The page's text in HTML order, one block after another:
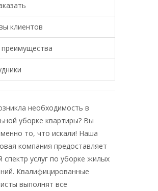
клиентов
необходимость в
уборке квартиры? Вы
то, что искали! Наша
компания предоставляет
спектр услуг по уборке жилых
Квалифицированные
выполнят все